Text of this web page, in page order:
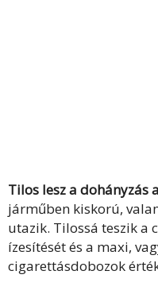
Tilos lesz a dohányzás
járműben kiskorú,
utazik. Tilossá teszik a
ízesítését és a maxi,
cigarettásdobozok